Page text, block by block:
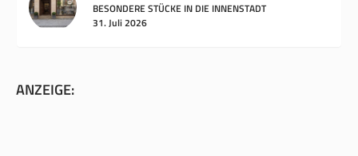
BESONDERE STÜCKE IN DIE INNENSTADT
31. Juli 2026
ANZEIGE: